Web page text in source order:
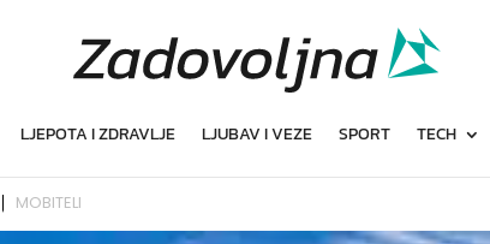
LJEPOTA I ZDRAVLJE LJUBAV I VEZE SPORT TECH